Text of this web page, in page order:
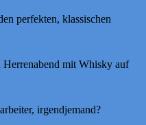
perfekten, klassischen
Herrenabend mit Whisky auf
irgendjemand?